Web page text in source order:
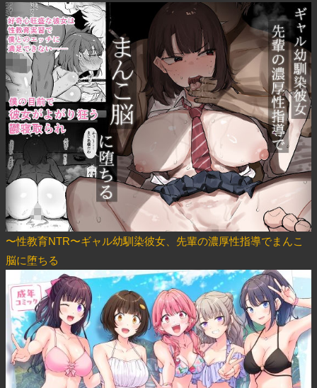
〜性教育NTR〜ギャル幼馴染彼女、先輩の濃厚性指導でまんこ
脳に堕ちる